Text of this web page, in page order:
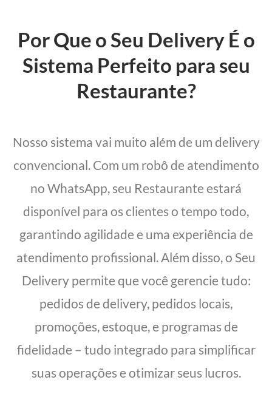
Por Que o Seu Delivery É o
Sistema Perfeito para seu
Restaurante?
Nosso sistema vai muito além de um delivery
convencional. Com um robô de atendimento
no WhatsApp, seu Restaurante estará
disponível para os clientes o tempo todo,
garantindo agilidade e uma experiência de
atendimento profissional. Além disso, o Seu
Delivery permite que você gerencie tudo:
pedidos de delivery, pedidos locais,
promoções, estoque, e programas de
fidelidade – tudo integrado para simplificar
suas operações e otimizar seus lucros.